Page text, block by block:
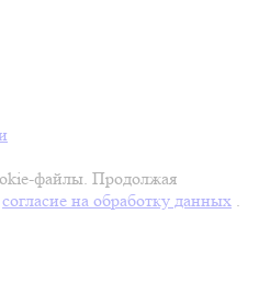
файлы. Продолжая
согласие на обработку данных